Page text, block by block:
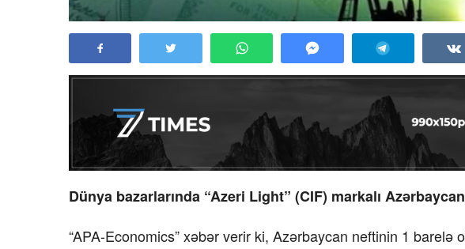
Dünya bazarlarında “Azeri Light” (CIF) markalı
“APA-Economics” xəbər verir ki, Azərbaycan neftinin 1 barelə